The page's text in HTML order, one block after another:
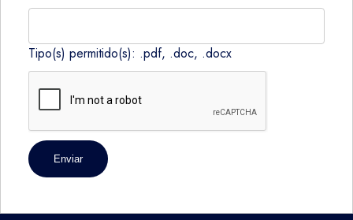
Tipo(s) permitido(s): .pdf, .doc, .docx